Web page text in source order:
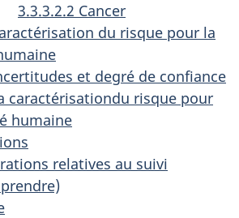
3.3.3.2.2 Cancer
du risque pour la
et degré de confiance
caractérisationdu risque pour
humaine
relatives au suivi